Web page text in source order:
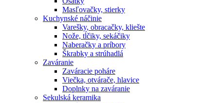
Masľovačky, stierky
Kuchynské náčinie
Varešky, obracačky, kliešte
Nože, tĺčiky, sekáčiky
Naberačky a príbory
Škrabky a strúhadlá
Zaváranie
Zaváracie poháre
Viečka, otvárače, hlavice
Doplnky na zaváranie
Sekulská keramika